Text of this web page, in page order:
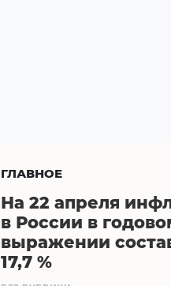
ГЛАВНОЕ
На 22 апреля
в России в
выражении
17,7 %